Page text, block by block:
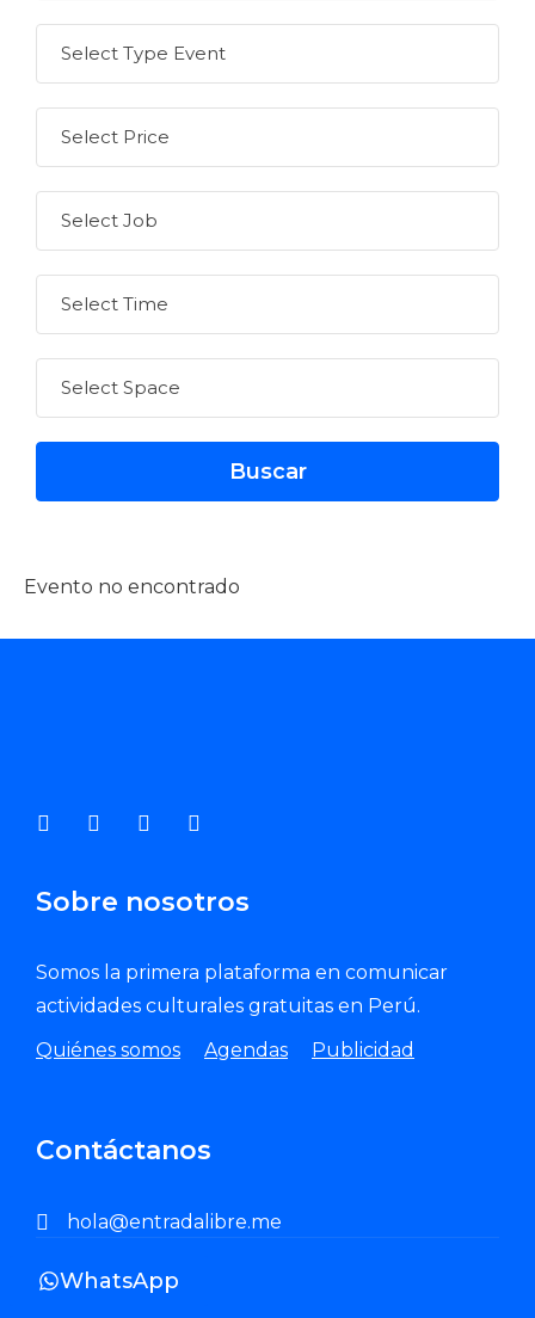
Evento no encontrado
Sobre nosotros
Somos la primera plataforma en comunicar
actividades culturales gratuitas en Perú.
Quiénes somos
Agendas Publicidad
Contáctanos
hola@entradalibre.me
WhatsApp